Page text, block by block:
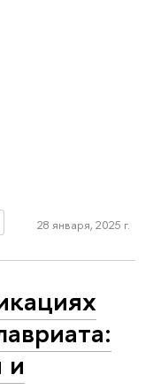
28 января, 2025 г.
и